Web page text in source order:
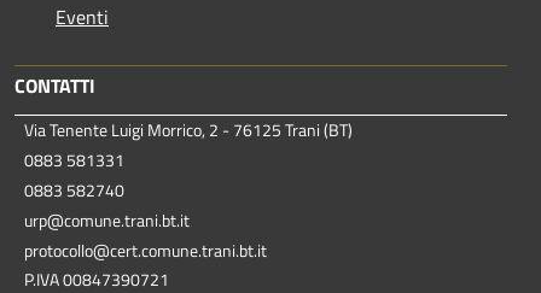
Eventi
CONTATTI
Via Tenente Luigi Morrico, 2 - 76125 Trani (BT)
0883 581331
0883 582740
urp@comune.trani.bt.it
protocollo@cert.comune.trani.bt.it
P.IVA 00847390721